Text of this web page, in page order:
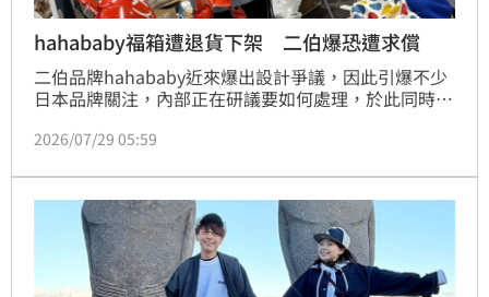
hahababy福箱遭退貨下架 二伯爆恐遭求償
二伯品牌hahababy近來爆出設計爭議，因此引爆不少
日本品牌關注，內部正在研議要如何處理，於此同時，
留設計紀錄，怎料如今在超商賣的聯名福箱又爆討論，
2026/07/29 05:59